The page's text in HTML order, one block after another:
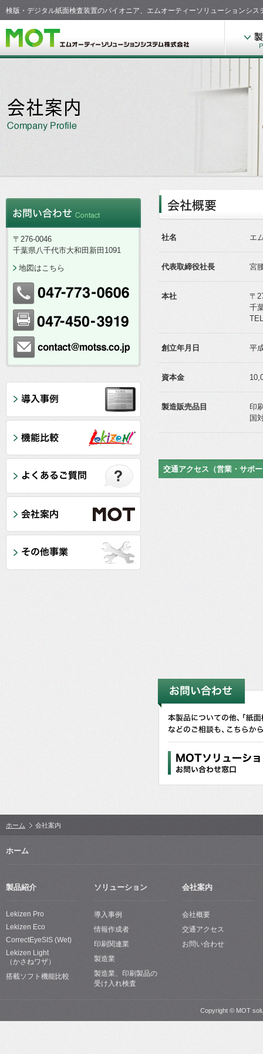
検版・デジタル紙面検査装置のパイオニア、エムオーティーソリューションシス
社名 エ
代表取締役社長 宮
本社
〒
千
創立年月日 平
資本金
製造販売品目
印
国
交通アクセス（営業・サポ
〒276-0046
千葉県八千代市大和田新田1091
地図はこちら
ホーム 会社案内
ホーム
製品紹介
Lekizen Pro
Lekizen Eco
CorrectEyeSIS (Wet)
Lekizen Light
（かさねワザ）
搭載ソフト機能比較
ソリューション
導入事例
情報作成者
印刷関連業
製造業
製造業、印刷製品の
受け入れ検査
会社案内
会社概要
交通アクセス
お問い合わせ
Copyright © MOT